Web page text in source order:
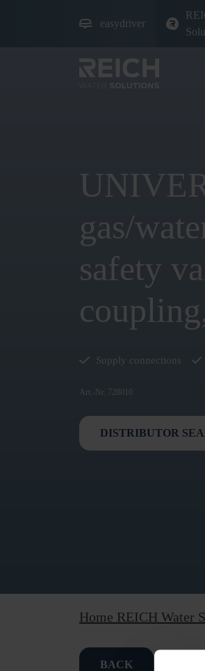
easydriver
gas/
safety
Supply connections
Art.-Nr. 728010
DISTRIBUTOR
Home REICH Water
BACK